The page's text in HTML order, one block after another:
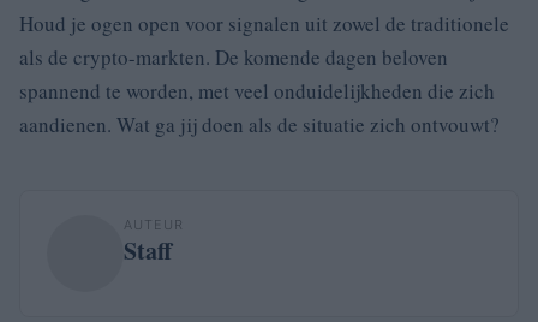
Houd je ogen open voor signalen uit zowel de traditionele
als de crypto-markten. De komende dagen beloven
spannend te worden, met veel onduidelijkheden die zich
aandienen. Wat ga jij doen als de situatie zich ontvouwt?
AUTEUR
Staff